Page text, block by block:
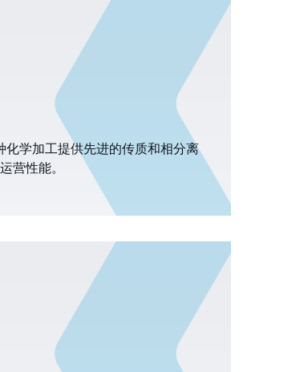
学加工提供先进的传质和相分离
营性能。